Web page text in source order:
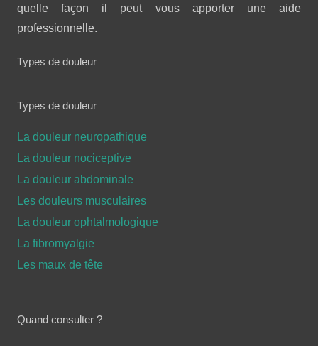
quelle façon il peut vous apporter une aide
professionnelle.
Types de douleur
Types de douleur
La douleur neuropathique
La douleur nociceptive
La douleur abdominale
Les douleurs musculaires
La douleur ophtalmologique
La fibromyalgie
Les maux de tête
Quand consulter ?